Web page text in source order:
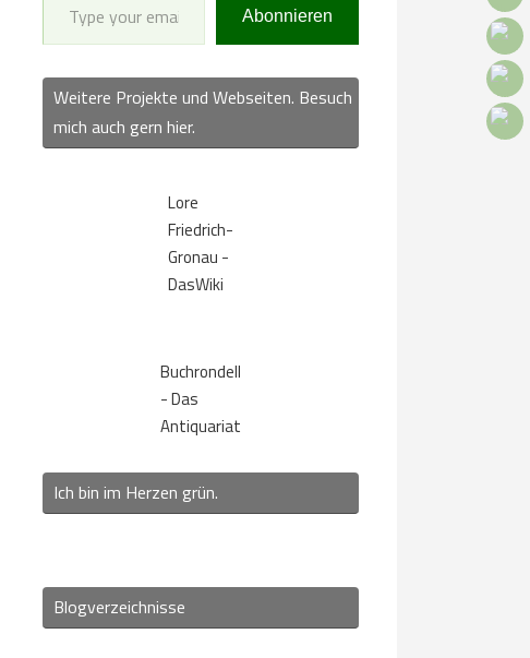
Abonnieren
Weitere Projekte und Webseiten. Besuch
mich auch gern hier.
Lore
Friedrich-
Gronau -
DasWiki
Buchrondell
- Das
Antiquariat
Ich bin im Herzen grün.
Blogverzeichnisse